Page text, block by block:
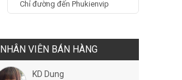
Chỉ đường đến Phukienvip
NHÂN VIÊN BÁN HÀNG
KD Dung